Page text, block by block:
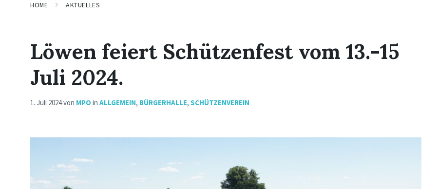
HOME AKTUELLES
Löwen feiert Schützenfest vom 13.-15
Juli 2024.
1. Juli 2024von MPO in ALLGEMEIN, BÜRGERHALLE, SCHÜTZENVEREIN